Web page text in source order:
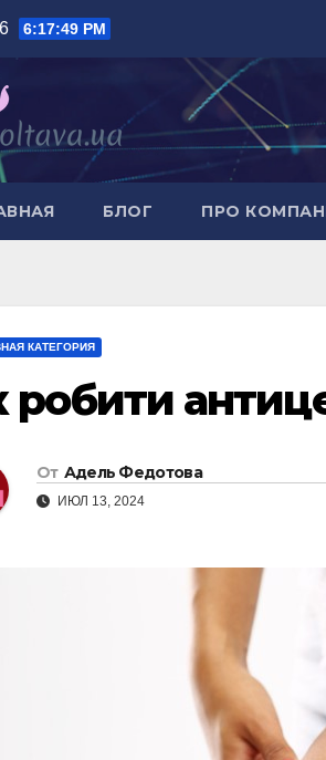
6:17:51 PM
БЛОГ ПРО
КАТЕГОРИЯ
робити
От Адель Федотова
ИЮЛ 13, 2024